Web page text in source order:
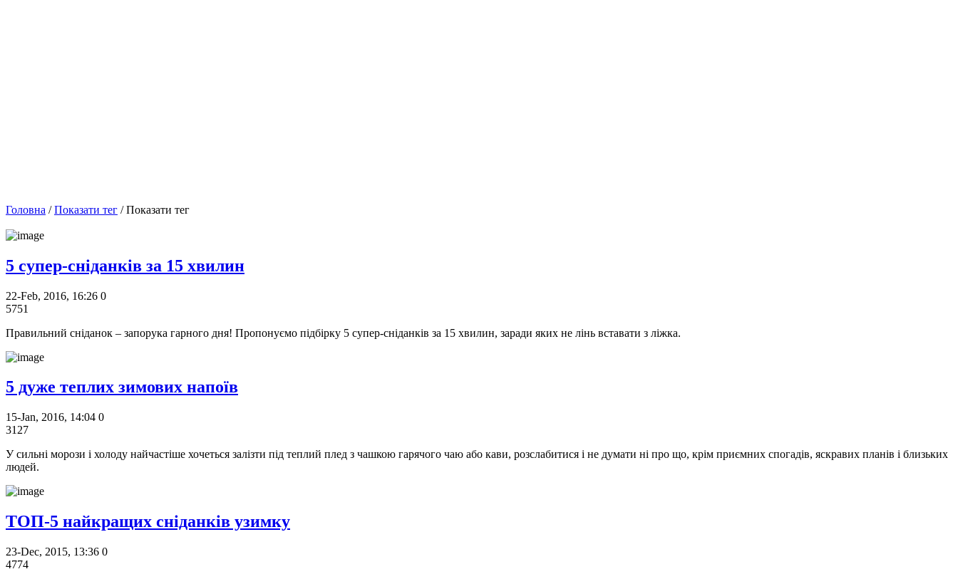
Головна /Показати тег / Показати тег
5 супер-сніданків за 15 хвилин
22-Feb, 2016, 16:26 0
5751
Правильний сніданок – запорука гарного дня! Пропонуємо підбірку 5 супер-сніданків за 15 хвилин, заради яких не лінь вставати з ліжка.
5 дуже теплих зимових напоїв
15-Jan, 2016, 14:04 0
3127
У сильні морози і холоду найчастіше хочеться залізти під теплий плед з чашкою гарячого чаю або кави, розслабитися і не думати ні про що, крім приємних спогадів, яскравих планів і близьких
людей.
ТОП-5 найкращих сніданків узимку
23-Dec, 2015, 13:36 0
4774